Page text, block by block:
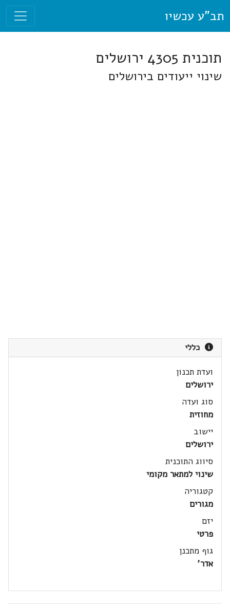
תב"ע עכשיו
תוכנית 4305 ירושלים
שינוי ייעודים בירושלים
כללי
ועדת תכנון
ירושלים
סוג ועדה
מחוזית
יישוב
ירושלים
סיווג התוכנית
שינוי למתאר מקומי
קטגוריה
מגורים
יזם
פרטי
גוף מתכנן
אדר'